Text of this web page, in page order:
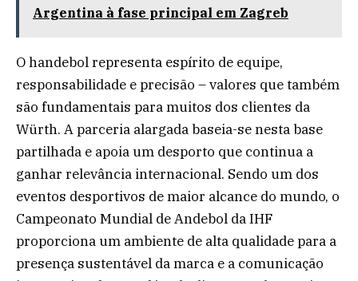
Argentina à fase principal em Zagreb
O handebol representa espírito de equipe,
responsabilidade e precisão – valores que também
são fundamentais para muitos dos clientes da
Würth. A parceria alargada baseia-se nesta base
partilhada e apoia um desporto que continua a
ganhar relevância internacional. Sendo um dos
eventos desportivos de maior alcance do mundo, o
Campeonato Mundial de Andebol da IHF
proporciona um ambiente de alta qualidade para a
presença sustentável da marca e a comunicação